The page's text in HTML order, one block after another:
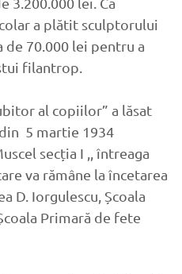
a plătit sculptorului
de 70.000 lei pentru a
filantrop.
al copiilor” a lăsat
5 martie 1934
secția I ,, întreaga
va rămâne la încetarea
D. Iorgulescu, Școala
Primară de fete